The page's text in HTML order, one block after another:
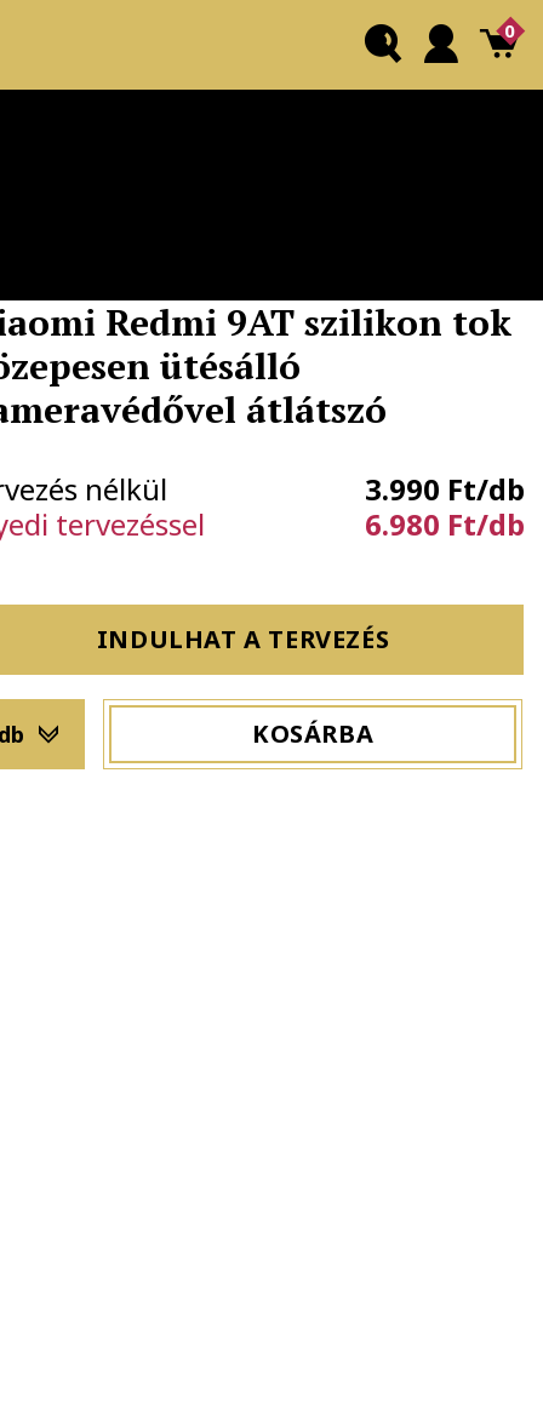
0
Redmi 9AT szilikon tok
ütésálló
átlátszó
nélkül
3.990 Ft/db
tervezéssel
6.980 Ft/db
INDULHAT A TERVEZÉS
KOSÁRBA